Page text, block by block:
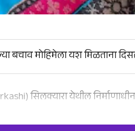
बचाव मोहिमेला यश मिळताना
सिलक्यारा येथील निर्माणाधीन